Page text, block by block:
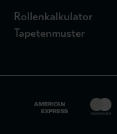
Rollenkalkulator
Tapetenmuster